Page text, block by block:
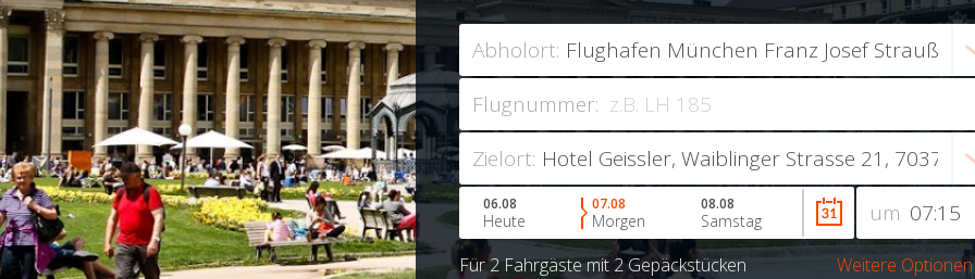
Abholort:
Flugnummer:
Zielort:
um
06.08
Heute
07.08
Morgen
08.08
Samstag
Für2 Fahrgästemit 2 Gepäckstücken Weitere Optionen